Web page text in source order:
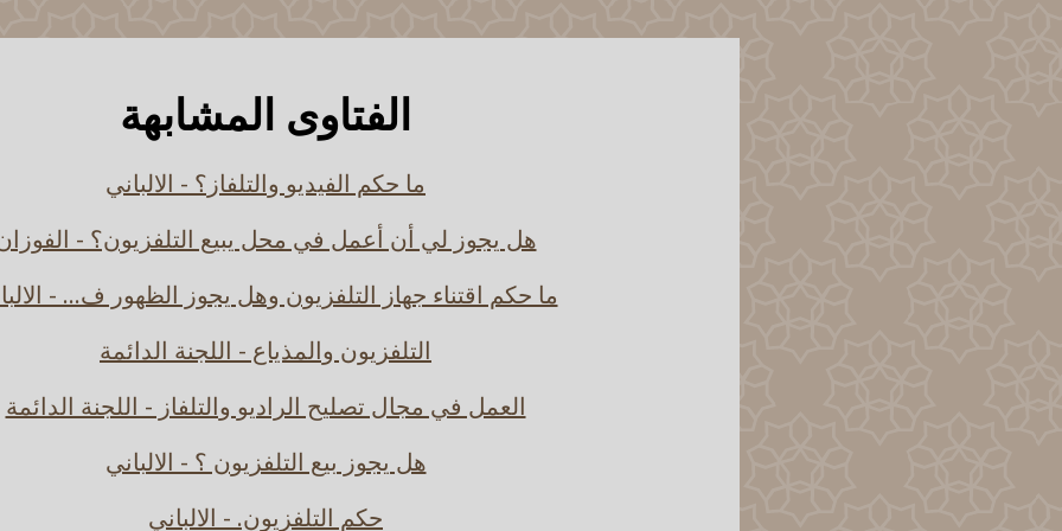
الفتاوى المشابهة
ما حكم الفيديو والتلفاز؟ - الالباني
هل يجوز لي أن أعمل في محل يبيع التلفزيون؟ -
ما حكم اقتناء جهاز التلفزيون وهل يجوز الظهور ف... -
التلفزيون والمذياع - اللجنة الدائمة
العمل في مجال تصليح الراديو والتلفاز - اللجنة الدائمة
هل يجوز بيع التلفزيون ؟ - الالباني
حكم التلفزيون. - الالباني